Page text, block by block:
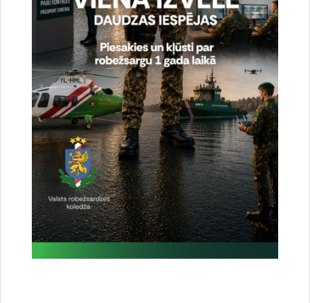
attīstības centra atbalstu.
Par publikācijas saturu atbild Valsts robežsardze.
Kontaktpersona:
Vladimirs Zaguzovs
e-pasts: Vladimirs.Zaguzovs@rs.gov.lv
tel. 67075709